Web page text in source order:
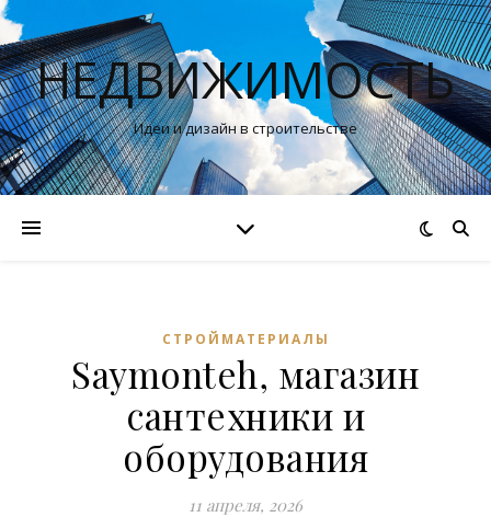
НЕДВИЖИМОСТЬ
Идеи и дизайн в строительстве
СТРОЙМАТЕРИАЛЫ
Saymonteh, магазин
сантехники и
оборудования
11 апреля, 2026